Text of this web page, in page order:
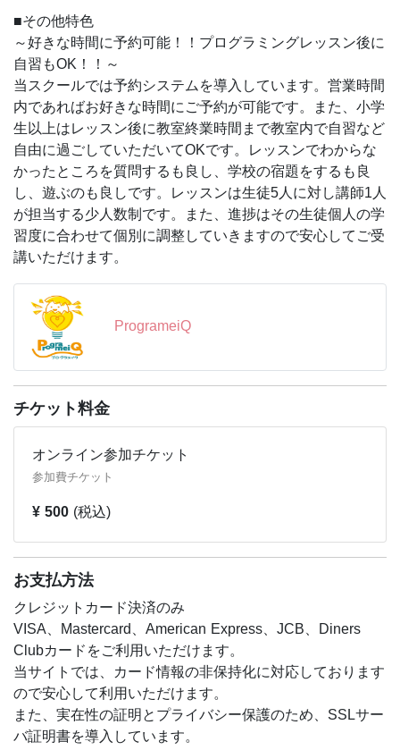
■その他特色
～好きな時間に予約可能！！プログラミングレッスン後に
自習もOK！！～
当スクールでは予約システムを導入しています。営業時間
内であればお好きな時間にご予約が可能です。また、小学
生以上はレッスン後に教室終業時間まで教室内で自習など
自由に過ごしていただいてOKです。レッスンでわからな
かったところを質問するも良し、学校の宿題をするも良
し、遊ぶのも良しです。レッスンは生徒5人に対し講師1人
が担当する少人数制です。また、進捗はその生徒個人の学
習度に合わせて個別に調整していきますので安心してご受
講いただけます。
ProgrameiQ
チケット料金
オンライン参加チケット
参加費チケット
¥ 500 (税込)
お支払方法
クレジットカード決済のみ
VISA、Mastercard、American Express、JCB、Diners
Clubカードをご利用いただけます。
当サイトでは、カード情報の非保持化に対応しております
ので安心して利用いただけます。
また、実在性の証明とプライバシー保護のため、SSLサー
バ証明書を導入しています。